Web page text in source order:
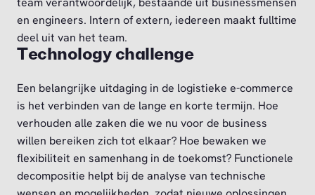
en engineers. Intern of extern, iedereen maakt fulltime
deel uit van het team.
Technology challenge
Een belangrijke uitdaging in de logistieke e-commerce
is het verbinden van de lange en korte termijn. Hoe
verhouden alle zaken die we nu voor de business
willen bereiken zich tot elkaar? Hoe bewaken we
flexibiliteit en samenhang in de toekomst? Functionele
decompositie helpt bij de analyse van technische